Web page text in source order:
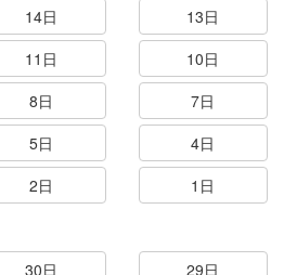
14日
13日
11日
10日
8日
7日
5日
4日
2日 1日
30日 29日